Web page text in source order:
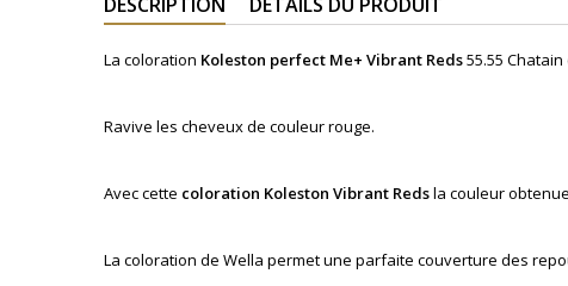
La coloration Koleston perfect Me+ Vibrant Reds55.55
Ravive les cheveux de couleur rouge.
Avec cette coloration Koleston Vibrant Redsla couleur
La coloration de Wella permet une parfaite couverture des